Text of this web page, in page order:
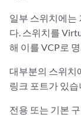
일부 스위치에는
다. 스위치를
해 이를 VCP로
대부분의 스위치
링크 포트가 있습
전용 또는 기본